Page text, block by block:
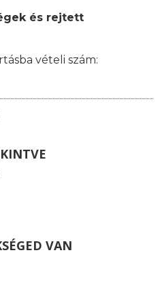
és rejtett
vételi szám:
VAN